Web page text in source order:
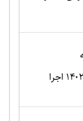
شهرستان‌های استان تهران در نوروز ۱۴۰۲ اجرا